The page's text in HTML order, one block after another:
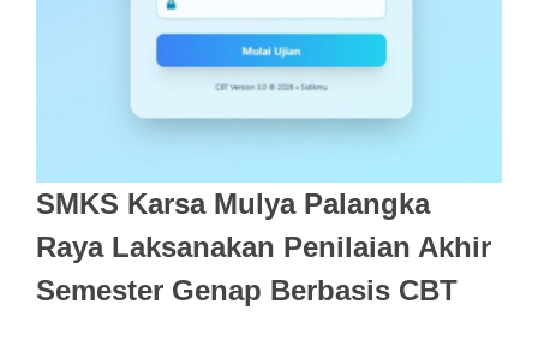
SMKS Karsa Mulya Palangka
Raya Laksanakan Penilaian Akhir
Semester Genap Berbasis CBT